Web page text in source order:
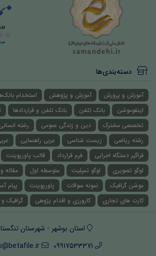
دسته‌بندی‌ها
آموزش و پرورش آموزش و پژوهش استخدام
اینفوموشن
بانک تلفن بانک تلفن و قراردادها
تخصصی مشترک
دین و زندگی عمومی رشته انسانی
رشته ریاضی
زیست شناسی عربی راهنمایی
فراگیر دستگاه اجرایی
فرم قرارداد قالب پاورپوینت
لوگو تصویری
لوگو تمپلیت متوسطه اول
مقاله
موشن گرافیک
نمونه سوالات پاورپوینت
پیام
کارت های تجاری
کارورزی و اقدام پژوهی گرافیک
استان بوشهر - شهرستان
09917533371